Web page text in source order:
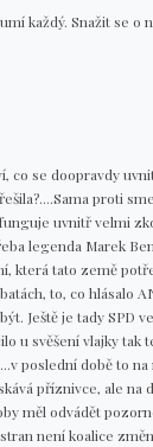
každý. Snažit se o
co se doopravdy
proti
uvnitř velmi
legenda Marek
která tato země
to, co hlásalo
Ještě je tady SPD
u svěšení vlajky tak
poslední době to
příznivce, ale na
měl odvádět
není koalice